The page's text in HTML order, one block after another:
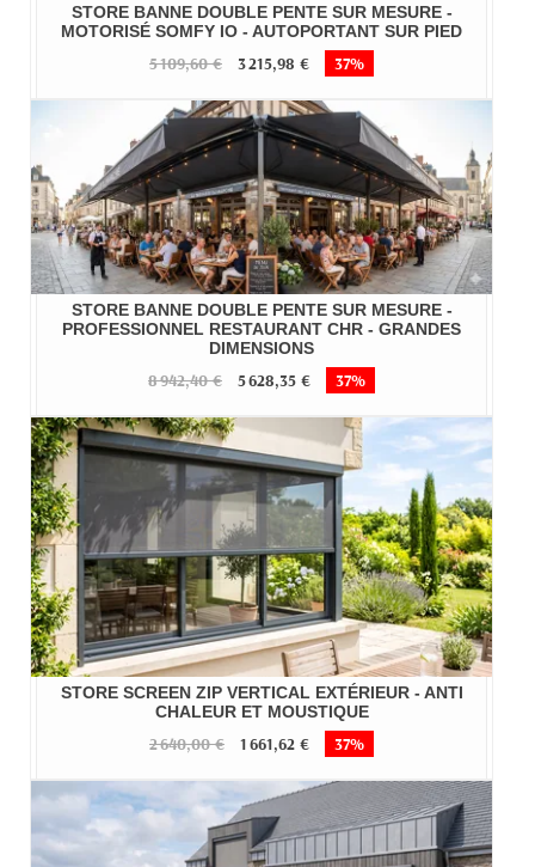
STORE BANNE DOUBLE PENTE SUR MESURE -
MOTORISÉ SOMFY IO - AUTOPORTANT SUR PIED
5 109,60 € 3 215,98 € 37%
STORE BANNE DOUBLE PENTE SUR MESURE -
PROFESSIONNEL RESTAURANT CHR - GRANDES
DIMENSIONS
8 942,40 € 5 628,35 € 37%
STORE SCREEN ZIP VERTICAL EXTÉRIEUR - ANTI
CHALEUR ET MOUSTIQUE
2 640,00 € 1 661,62 € 37%